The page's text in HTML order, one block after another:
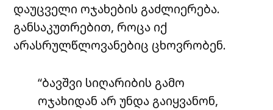
დაუცველი ოჯახების გაძლიერება.
განსაკუთრებით, როცა იქ
არასრულწლოვანებიც ცხოვრობენ.
“ბავშვი სიღარიბის გამო
ოჯახიდან არ უნდა გაიყვანონ,